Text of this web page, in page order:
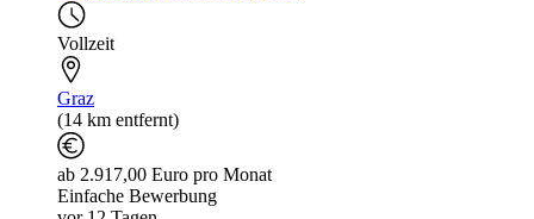
Vollzeit
Graz
(14 km entfernt)
ab 2.917,00 Euro pro Monat
Einfache Bewerbung